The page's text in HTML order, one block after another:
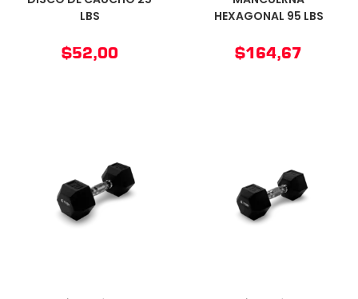
LBS
$52,00
HEXAGONAL 95 LBS
$164,67